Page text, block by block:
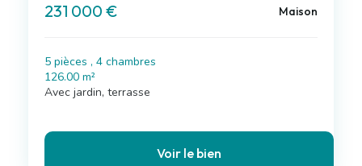
231 000 € Maison
5 pièces , 4 chambres
126.00 m²
Avec jardin, terrasse
Voir le bien